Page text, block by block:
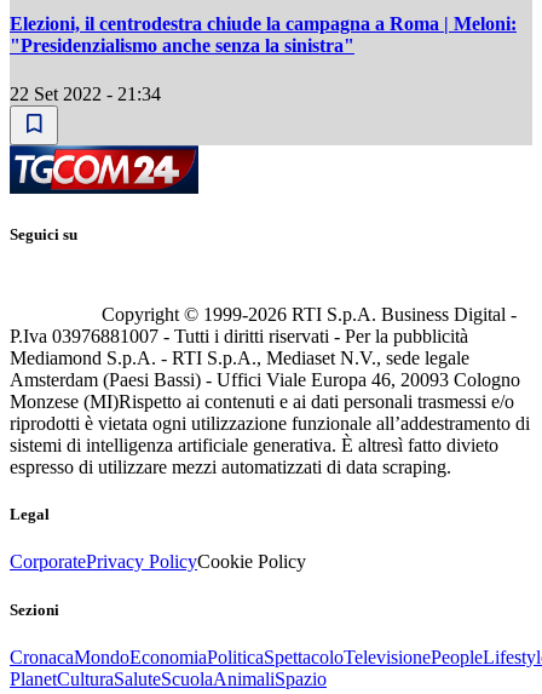
Elezioni, il centrodestra chiude la campagna a Roma | Meloni:
"Presidenzialismo anche senza la sinistra"
22 Set 2022 - 21:34
Seguici su
Copyright © 1999-2026 RTI S.p.A. Business Digital -
P.Iva 03976881007 - Tutti i diritti riservati - Per la pubblicità
Mediamond S.p.A. - RTI S.p.A., Mediaset N.V., sede legale
Amsterdam (Paesi Bassi) - Uffici Viale Europa 46, 20093 Cologno
Monzese (MI)Rispetto ai contenuti e ai dati personali trasmessi e/o
riprodotti è vietata ogni utilizzazione funzionale all’addestramento di
sistemi di intelligenza artificiale generativa. È altresì fatto divieto
espresso di utilizzare mezzi automatizzati di data scraping.
Legal
CorporatePrivacy PolicyCookie Policy
Sezioni
CronacaMondoEconomiaPoliticaSpettacoloTelevisionePeople
PlanetCulturaSaluteScuolaAnimaliSpazio